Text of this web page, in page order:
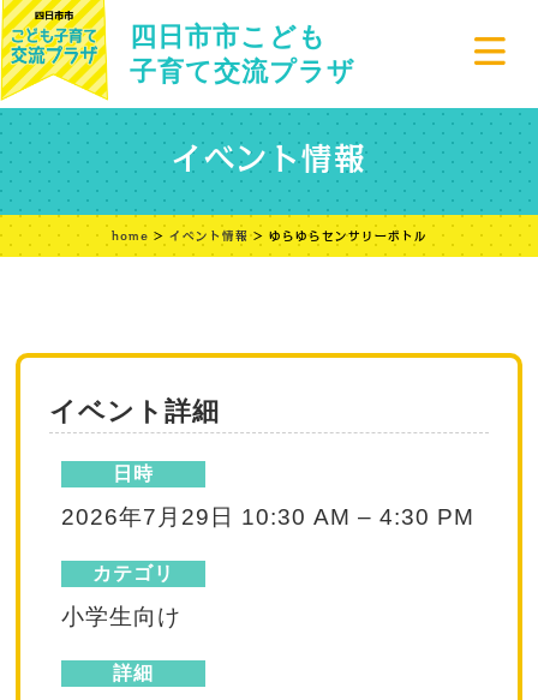
四日市市こども
子育て交流プラザ
イベント情報
home > イベント情報 > ゆらゆらセンサリーボトル
イベント詳細
日時
2026年7月29日 10:30 AM –4:30 PM
カテゴリ
小学生向け
詳細